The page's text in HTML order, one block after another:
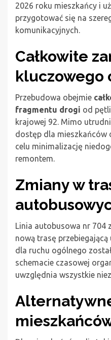
2026 roku mieszkańcy i
przygotować się na
komunikacyjnych.
Całkowite
kluczowego
Przebudowa obejmie
fragmentu drogi od
krajowej 92. Mimo
dostęp dla mieszkańców
celu minimalizację
remontem.
Zmiany w
Linia autobusowa nr 704
nową trasę
dla ruchu ogólnego
schemacie czasowej
uwzględnia wszystkie